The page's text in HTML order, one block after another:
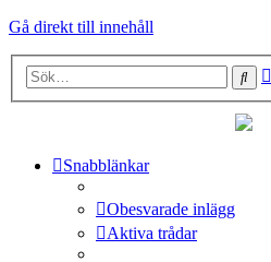
Gå direkt till innehåll
Sök
Snabblänkar
Obesvarade inlägg
Aktiva trådar